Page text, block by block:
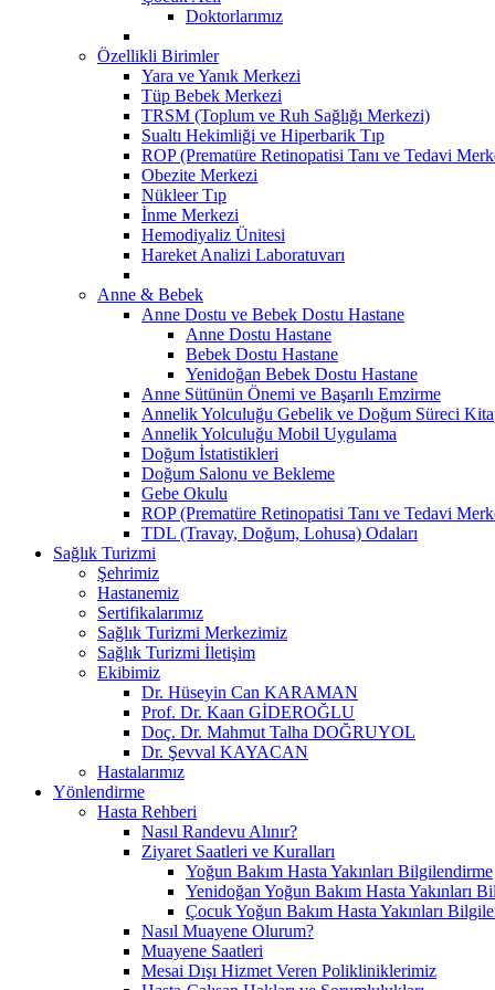
Doktorlarımız
Özellikli Birimler
Yara ve Yanık Merkezi
Tüp Bebek Merkezi
TRSM (Toplum ve Ruh Sağlığı Merkezi)
Sualtı Hekimliği ve Hiperbarik Tıp
ROP (Prematüre Retinopatisi Tanı ve Tedavi
Obezite Merkezi
Nükleer Tıp
İnme Merkezi
Hemodiyaliz Ünitesi
Hareket Analizi Laboratuvarı
Anne & Bebek
Anne Dostu ve Bebek Dostu Hastane
Anne Dostu Hastane
Bebek Dostu Hastane
Yenidoğan Bebek Dostu Hastane
Anne Sütünün Önemi ve Başarılı Emzirme
Annelik Yolculuğu Gebelik ve Doğum Süreci
Annelik Yolculuğu Mobil Uygulama
Doğum İstatistikleri
Doğum Salonu ve Bekleme
Gebe Okulu
ROP (Prematüre Retinopatisi Tanı ve Tedavi
TDL (Travay, Doğum, Lohusa) Odaları
Sağlık Turizmi
Şehrimiz
Hastanemiz
Sertifikalarımız
Sağlık Turizmi Merkezimiz
Sağlık Turizmi İletişim
Ekibimiz
Dr. Hüseyin Can KARAMAN
Prof. Dr. Kaan GİDEROĞLU
Doç. Dr. Mahmut Talha DOĞRUYOL
Dr. Şevval KAYACAN
Hastalarımız
Yönlendirme
Hasta Rehberi
Nasıl Randevu Alınır?
Ziyaret Saatleri ve Kuralları
Yoğun Bakım Hasta Yakınları Bilgilendirme
Yenidoğan Yoğun Bakım Hasta Yakınları
Çocuk Yoğun Bakım Hasta Yakınları
Nasıl Muayene Olurum?
Muayene Saatleri
Mesai Dışı Hizmet Veren Polikliniklerimiz